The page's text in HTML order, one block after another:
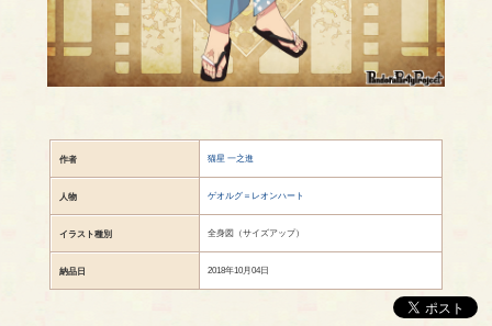
作者 猫星 一之進
人物 ゲオルグ＝レオンハート
イラスト種別 全身図（サイズアップ）
納品日 2018年10月04日